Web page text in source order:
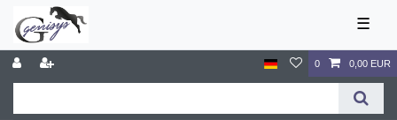
☰
0 0,00 EUR